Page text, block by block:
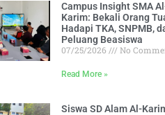
Campus Insight SMA
Karim: Bekali Orang
Hadapi TKA, SNPMB,
Peluang Beasiswa
07/25/2026
No
Read More »
Siswa SD Alam Al-